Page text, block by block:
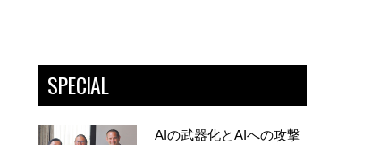
SPECIAL
AIの武器化とAIへの攻撃